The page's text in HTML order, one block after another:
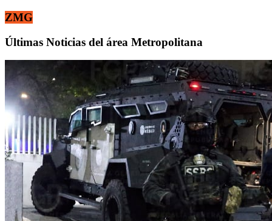
ZMG
Últimas Noticias del área Metropolitana